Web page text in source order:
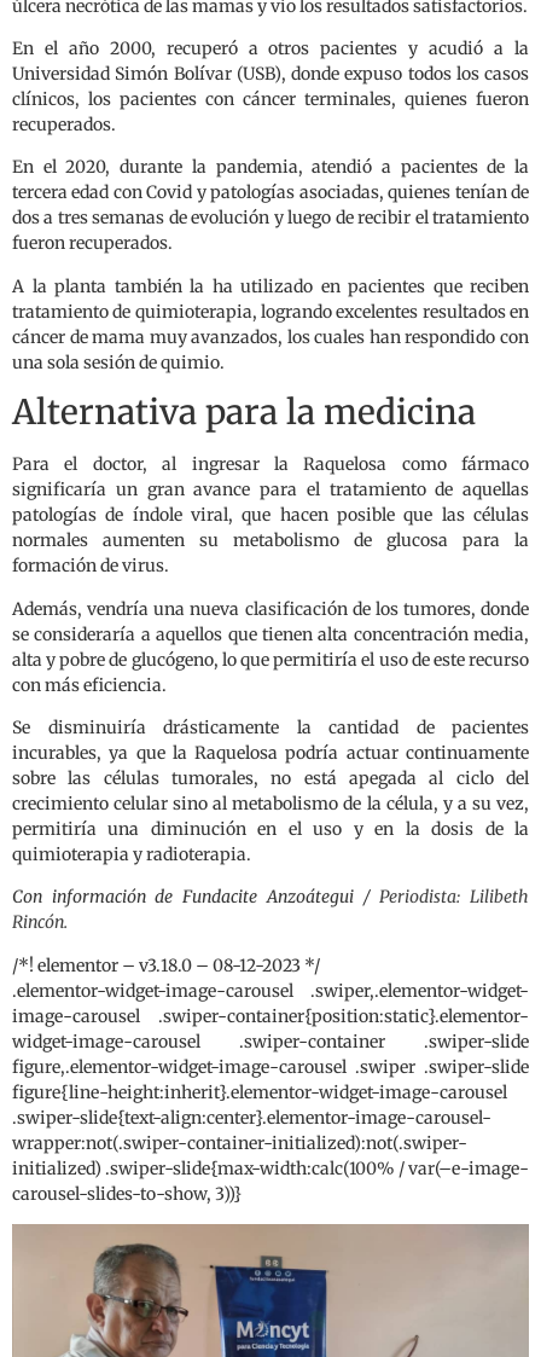
úlcera necrótica de las mamas y vio los resultados satisfactorios.
En el año 2000, recuperó a otros pacientes y acudió a la
Universidad Simón Bolívar (USB), donde expuso todos los casos
clínicos, los pacientes con cáncer terminales, quienes fueron
recuperados.
En el 2020, durante la pandemia, atendió a pacientes de la
tercera edad con Covid y patologías asociadas, quienes tenían de
dos a tres semanas de evolución y luego de recibir el tratamiento
fueron recuperados.
A la planta también la ha utilizado en pacientes que reciben
tratamiento de quimioterapia, logrando excelentes resultados en
cáncer de mama muy avanzados, los cuales han respondido con
una sola sesión de quimio.
Alternativa para la medicina
Para el doctor, al ingresar la Raquelosa como fármaco
significaría un gran avance para el tratamiento de aquellas
patologías de índole viral, que hacen posible que las células
normales aumenten su metabolismo de glucosa para la
formación de virus.
Además, vendría una nueva clasificación de los tumores, donde
se consideraría a aquellos que tienen alta concentración media,
alta y pobre de glucógeno, lo que permitiría el uso de este recurso
con más eficiencia.
Se disminuiría drásticamente la cantidad de pacientes
incurables, ya que la Raquelosa podría actuar continuamente
sobre las células tumorales, no está apegada al ciclo del
crecimiento celular sino al metabolismo de la célula, y a su vez,
permitiría una diminución en el uso y en la dosis de la
quimioterapia y radioterapia.
Con información de Fundacite Anzoátegui /Periodista: Lilibeth
Rincón.
/*! elementor – v3.18.0 – 08-12-2023 */
.elementor-widget-image-carousel .swiper,.elementor-widget-
image-carousel .swiper-container{position:static}.elementor-
widget-image-carousel .swiper-container .swiper-slide
figure,.elementor-widget-image-carousel .swiper .swiper-slide
figure{line-height:inherit}.elementor-widget-image-carousel
.swiper-slide{text-align:center}.elementor-image-carousel-
wrapper:not(.swiper-container-initialized):not(.swiper-
initialized) .swiper-slide{max-width:calc(100% / var(–e-image-
carousel-slides-to-show, 3))}